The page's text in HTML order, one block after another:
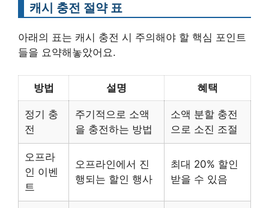
캐시 충전 절약 표
아래의 표는 캐시 충전 시 주의해야 할 핵심 포인트
들을 요약해놓았어요.
방법 설명 혜택
정기 충
전
주기적으로 소액
을 충전하는 방법
소액 분할 충전
으로 소진 조절
오프라
인 이벤
트
오프라인에서 진
행되는 할인 행사
최대 20% 할인
받을 수 있음